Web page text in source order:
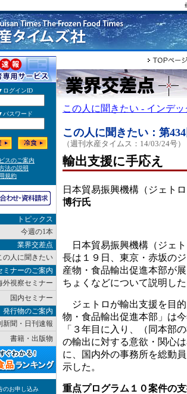
トピックス
今週の1本
業界交差点
の人に聞きたい
ミナーのご案内
外視察セミナー
国内セミナー
発行物のご案内
新聞・日刊速報
書籍・出版物
のお申し込み
この人に聞きたい - インデ
この人に聞きたい：第
（週刊水産タイムス：14/03/24号）
輸出支援に手応え
日本貿易振興機構（ジェト
博行氏
日本貿易振興機構（ジェ
長は１９日、東京・赤坂の
産物・食品輸出促進本部が
ちょくなどについて説明し
ジェトロが輸出支援を目
物・食品輸出促進本部」は
「３年目に入り、（同本部
の輸出に対する意欲・関心
に、国内外の事務所を総動
示した。
重点プログラム１０案件の